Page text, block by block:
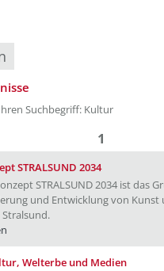
Suchbegriff: Kultur
1
STRALSUND 2034
STRALSUND 2034 ist das
und Entwicklung von Kunst
Welterbe und Medien